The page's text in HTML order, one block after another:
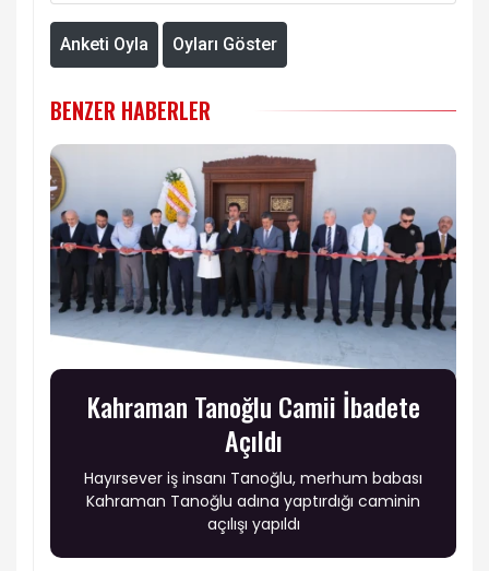
Anketi Oyla Oyları Göster
BENZER HABERLER
Kahraman Tanoğlu Camii İbadete
Açıldı
Hayırsever iş insanı Tanoğlu, merhum babası
Kahraman Tanoğlu adına yaptırdığı caminin
açılışı yapıldı